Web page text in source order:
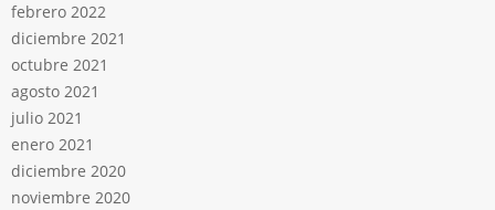
febrero 2022
diciembre 2021
octubre 2021
agosto 2021
julio 2021
enero 2021
diciembre 2020
noviembre 2020